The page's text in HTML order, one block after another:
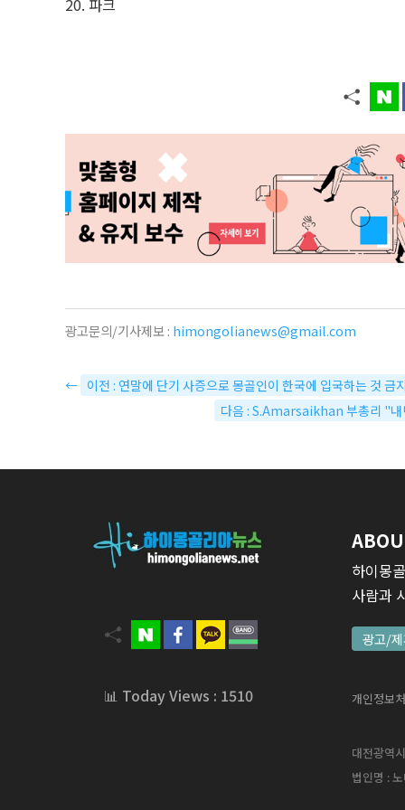
파크
광고문의/기사제보 : himongolianews@gmail.com
← 이전 : 연말에 단기 사증으로 몽골인이 한국에 입국하는 것 금
다음 : S.Amarsaikhan 부총리 "내
📊 Today Views : 1510
하이몽
사람과
광고/
개인정보
대전광역
법인명 :